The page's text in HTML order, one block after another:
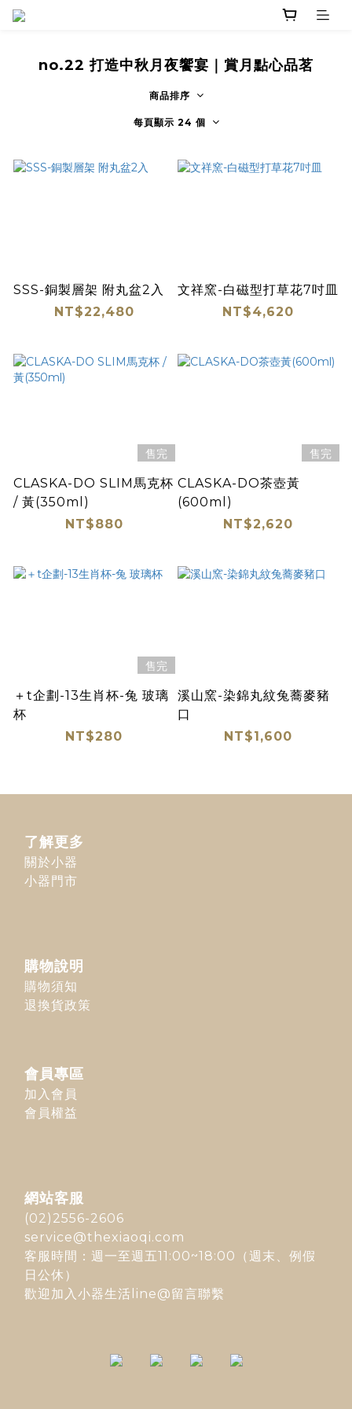
no.22 打造中秋月夜饗宴｜賞月點心品茗
商品排序
每頁顯示 24 個
SSS-銅製層架 附丸盆2入
NT$22,480
文祥窯-白磁型打草花7吋皿
NT$4,620
售完
CLASKA-DO SLIM馬克杯
/ 黃(350ml)
NT$880
售完
CLASKA-DO茶壺黃
(600ml)
NT$2,620
售完
＋t企劃-13生肖杯-兔 玻璃
杯
NT$280
溪山窯-染錦丸紋兔蕎麥豬
口
NT$1,600
了解更多
關於小器
小器門市
購物說明
購物須知
退換貨政策
會員專區
加入會員
會員權益
網站客服
(02)2556-2606
service@thexiaoqi.com
客服時間：週一至週五11:00~18:00（週末、例假
日公休）
歡迎加入 小器生活line@留言聯繫